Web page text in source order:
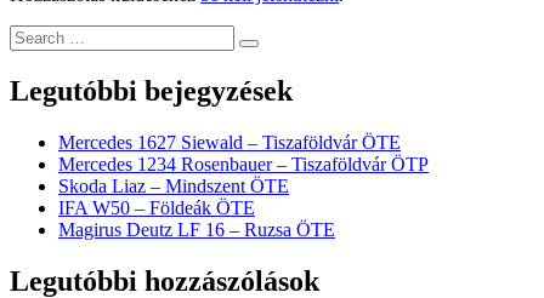
Legutóbbi bejegyzések
Mercedes 1627 Siewald – Tiszaföldvár ÖTE
Mercedes 1234 Rosenbauer – Tiszaföldvár ÖTP
Skoda Liaz – Mindszent ÖTE
IFA W50 – Földeák ÖTE
Magirus Deutz LF 16 – Ruzsa ÖTE
Legutóbbi hozzászólások